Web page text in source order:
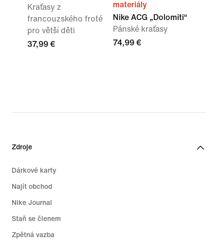
Kraťasy z
francouzského froté
pro větší děti
37,99 €
materiály
Nike ACG „Dolomiti“
Pánské kraťasy
74,99 €
Zdroje
Dárkové karty
Najít obchod
Nike Journal
Staň se členem
Zpětná vazba